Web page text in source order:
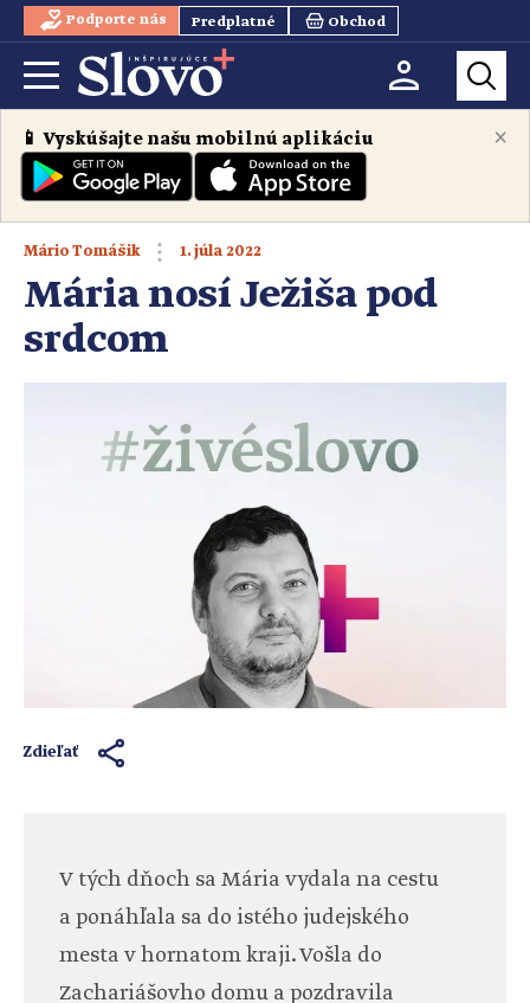
Podporte nás Predplatné Obchod
×
📱 Vyskúšajte našu mobilnú aplikáciu
Mário Tomášik 1. júla 2022
Mária nosí Ježiša pod
srdcom
Zdieľať
V tých dňoch sa Mária vydala na cestu
a ponáhľala sa do istého judejského
mesta v hornatom kraji. Vošla do
Zachariášovho domu a pozdravila